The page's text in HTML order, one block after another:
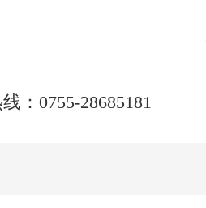
：0755-28685181